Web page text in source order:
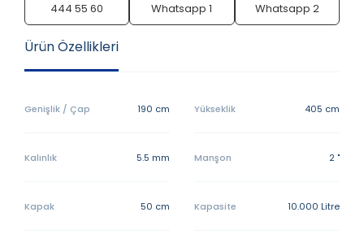
444 55 60 Whatsapp 1 Whatsapp 2
Ürün Özellikleri
Genişlik / Çap 190 cm Yükseklik 405 cm
Kalınlık 5.5 mm Manşon 2 "
Kapak 50 cm Kapasite 10.000 Litre